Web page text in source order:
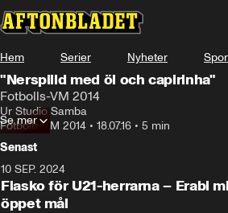
Hem Serier Nyheter
"Nerspilld med öl och capirinha"
Fotbolls-VM 2014
Ur Studio Samba
Fotbolls-VM 2014 • 18.07.16 • 5 min
Se mer
Senast
10 SEP. 2024
Fiasko för U21-herrarna – Erabi
öppet mål